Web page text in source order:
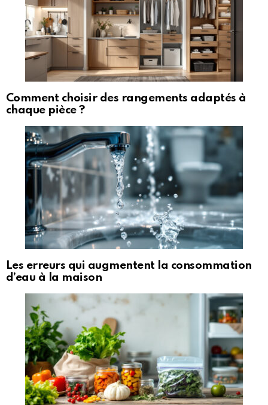
Comment choisir des rangements adaptés à
chaque pièce ?
Les erreurs qui augmentent la consommation
d’eau à la maison